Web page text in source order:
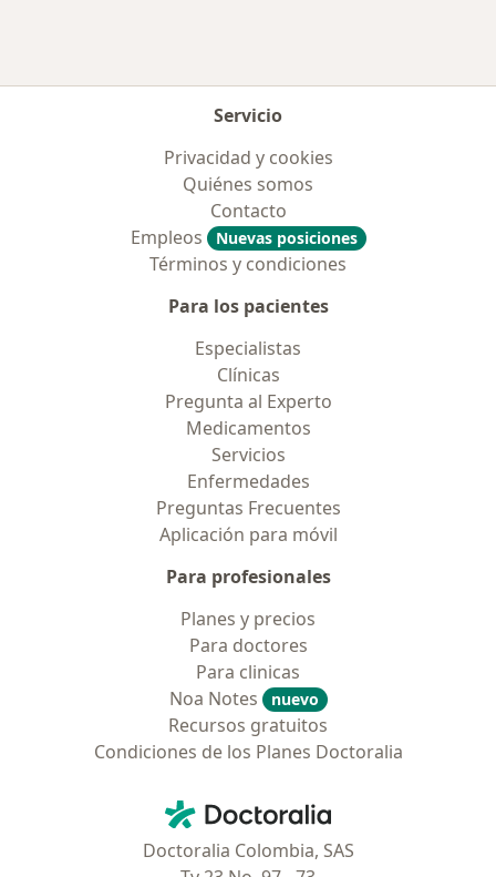
Servicio
Privacidad y cookies
Quiénes somos
Contacto
Empleos
Nuevas posiciones
Términos y condiciones
Para los pacientes
Especialistas
Clínicas
Pregunta al Experto
Medicamentos
Servicios
Enfermedades
Preguntas Frecuentes
Aplicación para móvil
Para profesionales
Planes y precios
Para doctores
Para clinicas
Noa Notes
nuevo
Recursos gratuitos
Condiciones de los Planes Doctoralia
Doctoralia - Página de inicio
Doctoralia Colombia, SAS